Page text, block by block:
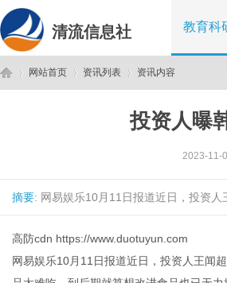
清流信息社 教育科
网站首页 资讯列表 资讯内容
投资人曝
2023-11-
摘要: 网易娱乐10月11日报道近日，投资
高防cdn https://www.duotuyun.com
网易娱乐10月11日报道近日，投资人王闻